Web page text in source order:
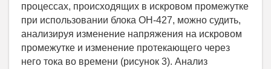
процессах, происходящих в искровом промежутке
при использовании блока ОН-427, можно судить,
анализируя изменение напряжения на искровом
промежутке и изменение протекающего через
него тока во времени (рисунок 3). Анализ